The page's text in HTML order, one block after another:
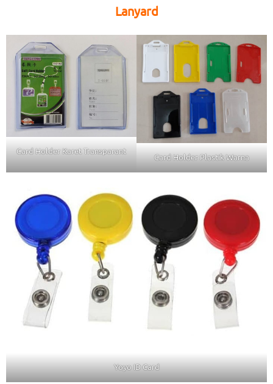
Lanyard
Card Holder Karet Transparant
Card Holder Plastik Warna
Yoyo ID Card